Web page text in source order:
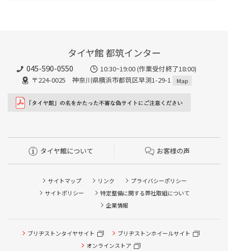
タイヤ館 都筑インター
045-590-0550
10:30~19:00 (作業受付終了18:00)
〒224-0025 神奈川県横浜市都筑区早渕1-29-1
Map
タイヤ館について お客様の声
サイトマップ リンク
プライバシーポリシー
サイトポリシー
特定整備に関する弊社取組について
企業情報
ブリヂストンタイヤサイト
ブリヂストンホイールサイト
オンラインストア
タイヤ点検・安全点検/タイヤ履き替え/オイル交換/その他
ピット作業の予約